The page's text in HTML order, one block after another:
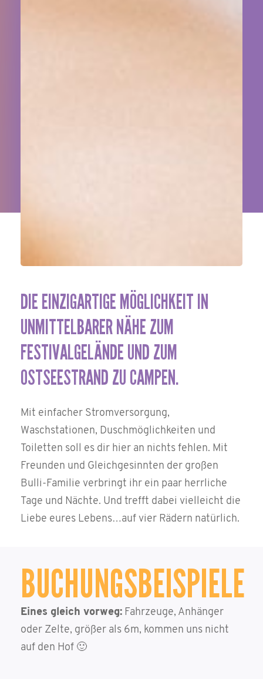
DIEEINZIGARTIGEMÖGLICHKEITIN
UNMITTELBARERNÄHEZUM
FESTIVALGELÄNDEUNDZUM
OSTSEESTRANDZUCAMPEN.
Mit einfacher Stromversorgung,
Waschstationen, Duschmöglichkeiten und
Toiletten soll es dir hier an nichts fehlen. Mit
Freunden und Gleichgesinnten der großen
Bulli-Familie verbringt ihr ein paar herrliche
Tage und Nächte. Und trefft dabei vielleicht die
Liebe eures Lebens…auf vier Rädern natürlich.
BUCHUNGSBEISPIELE
Eines gleich vorweg:Fahrzeuge, Anhänger
oder Zelte, größer als 6m, kommen uns nicht
auf den Hof 🙂